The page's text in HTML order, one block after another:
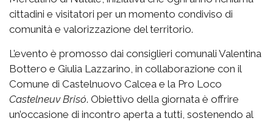
cittadini e visitatori per un momento condiviso di
comunità e valorizzazione del territorio.
L’evento è promosso dai consiglieri comunali Valentina
Bottero e Giulia Lazzarino, in collaborazione con il
Comune di Castelnuovo Calcea e la Pro Loco
Castelneuv Brisó. Obiettivo della giornata è offrire
un’occasione di incontro aperta a tutti, sostenendo al